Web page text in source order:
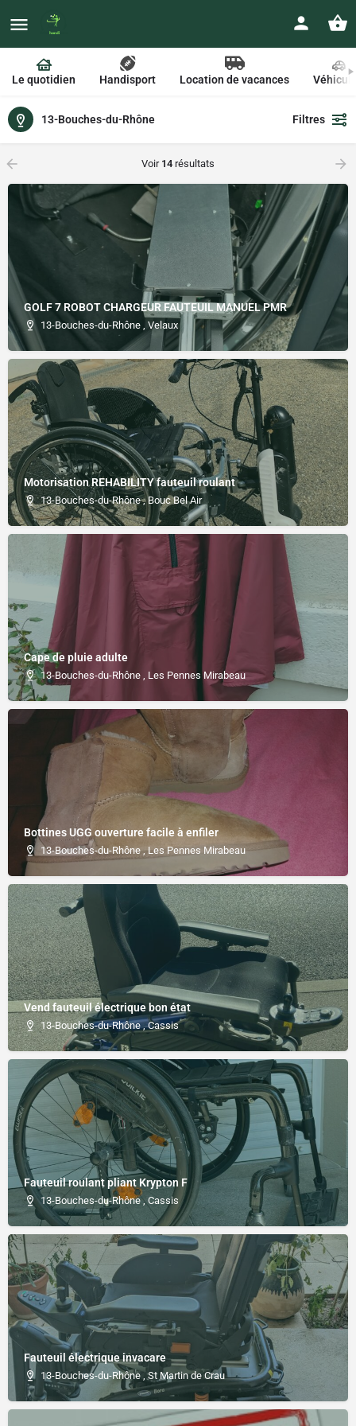
Le quotidien Handisport Location de vacances
13-Bouches-du-Rhône Filtres
Voir 14 résultats
GOLF 7 ROBOT CHARGEUR FAUTEUIL MANUEL PMR
13-Bouches-du-Rhône , Velaux
Motorisation REHABILITY fauteuil roulant
13-Bouches-du-Rhône , Bouc Bel Air
Cape de pluie adulte
13-Bouches-du-Rhône , Les Pennes Mirabeau
Bottines UGG ouverture facile à enfiler
13-Bouches-du-Rhône , Les Pennes Mirabeau
Vend fauteuil électrique bon état
13-Bouches-du-Rhône , Cassis
Fauteuil roulant pliant Krypton F
13-Bouches-du-Rhône , Cassis
Fauteuil électrique invacare
13-Bouches-du-Rhône , St Martin de Crau